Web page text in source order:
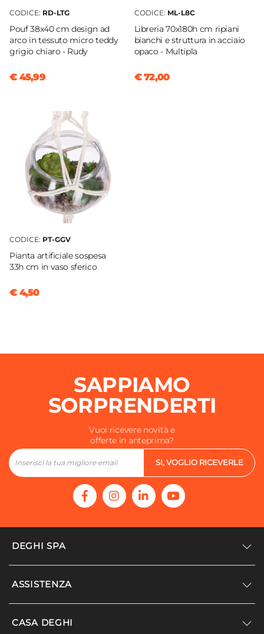
CODICE: RD-LTG
Pouf 38x40 cm design ad
arco in tessuto micro teddy
grigio chiaro - Rudy
€ 45,99
CODICE: ML-L8C
Libreria 70x180h cm ripiani
bianchi e struttura in acciaio
opaco - Multipla
€ 72,00
CODICE: PT-GGV
Pianta artificiale sospesa
33h cm in vaso sferico
€ 4,50
SAPPIAMO
SORPRENDERTI
Vuoi ricevere novità e
offerte in anteprima?
SI, VOGLIO RICEVERLE
DEGHI SPA
Accedi/Registrati
ASSISTENZA
Supporto
CASA DEGHI